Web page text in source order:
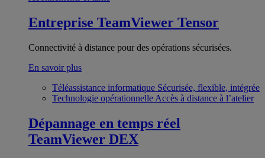
Entreprise TeamViewer Tensor
Connectivité à distance pour des opérations sécurisées.
En savoir plus
Téléassistance informatique Sécurisée, flexible, intégrée
Technologie opérationnelle Accès à distance à l’atelier
Dépannage en temps réel
TeamViewer DEX